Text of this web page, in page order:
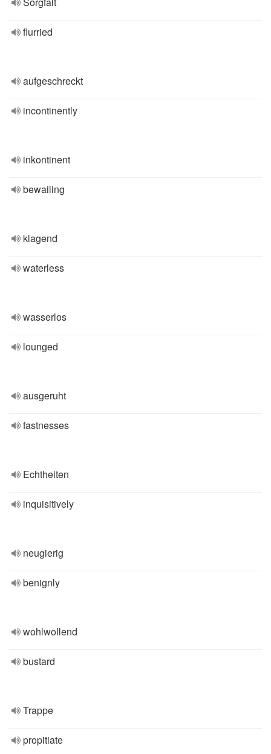
flurried
aufgeschreckt
incontinently
inkontinent
bewailing
klagend
waterless
wasserlos
lounged
ausgeruht
fastnesses
Echtheiten
inquisitively
neugierig
benignly
wohlwollend
bustard
Trappe
propitiate